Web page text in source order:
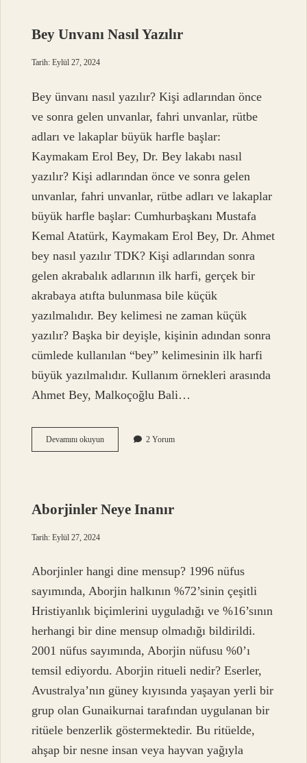
Bey Unvanı Nasıl Yazılır
Tarih: Eylül 27, 2024
Bey ünvanı nasıl yazılır? Kişi adlarından önce
ve sonra gelen unvanlar, fahri unvanlar, rütbe
adları ve lakaplar büyük harfle başlar:
Kaymakam Erol Bey, Dr. Bey lakabı nasıl
yazılır? Kişi adlarından önce ve sonra gelen
unvanlar, fahri unvanlar, rütbe adları ve lakaplar
büyük harfle başlar: Cumhurbaşkanı Mustafa
Kemal Atatürk, Kaymakam Erol Bey, Dr. Ahmet
bey nasıl yazılır TDK? Kişi adlarından sonra
gelen akrabalık adlarının ilk harfi, gerçek bir
akrabaya atıfta bulunmasa bile küçük
yazılmalıdır. Bey kelimesi ne zaman küçük
yazılır? Başka bir deyişle, kişinin adından sonra
cümlede kullanılan “bey” kelimesinin ilk harfi
büyük yazılmalıdır. Kullanım örnekleri arasında
Ahmet Bey, Malkoçoğlu Bali…
Devamını okuyunBey
Unvanı
2 Yorum
Aborjinler Neye Inanır
Tarih: Eylül 27, 2024
Aborjinler hangi dine mensup? 1996 nüfus
sayımında, Aborjin halkının %72’sinin çeşitli
Hristiyanlık biçimlerini uyguladığı ve %16’sının
herhangi bir dine mensup olmadığı bildirildi.
2001 nüfus sayımında, Aborjin nüfusu %0’ı
temsil ediyordu. Aborjin ritueli nedir? Eserler,
Avustralya’nın güney kıyısında yaşayan yerli bir
grup olan Gunaikurnai tarafından uygulanan bir
ritüele benzerlik göstermektedir. Bu ritüelde,
ahşap bir nesne insan veya hayvan yağıyla